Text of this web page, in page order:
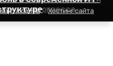
для начинающих
прогресса
Карта сайта Хостинг сайта